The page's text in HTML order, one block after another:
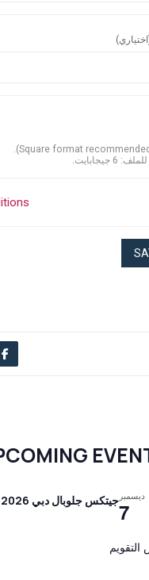
Square format recommended
ديسمبر
7جيتكس جلوبال دبي 2026